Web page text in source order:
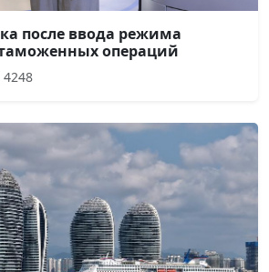
после ввода режима
операций
4248